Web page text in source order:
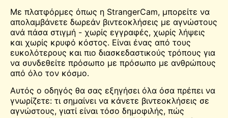
Με πλατφόρμες όπως η StrangerCam, μπορείτε να
απολαμβάνετε δωρεάν βιντεοκλήσεις με αγνώστους
ανά πάσα στιγμή - χωρίς εγγραφές, χωρίς λήψεις
και χωρίς κρυφό κόστος. Είναι ένας από τους
ευκολότερους και πιο διασκεδαστικούς τρόπους για
να συνδεθείτε πρόσωπο με πρόσωπο με ανθρώπους
από όλο τον κόσμο.
Αυτός ο οδηγός θα σας εξηγήσει όλα όσα πρέπει να
γνωρίζετε: τι σημαίνει να κάνετε βιντεοκλήσεις σε
αγνώστους, γιατί είναι τόσο δημοφιλής, πώς